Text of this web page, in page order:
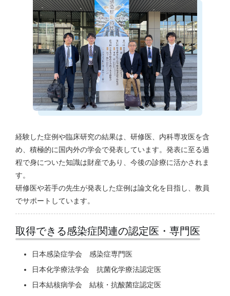
経験した症例や臨床研究の結果は、研修医、内科専攻医を含
め、積極的に国内外の学会で発表しています。発表に至る過
程で身についた知識は財産であり、今後の診療に活かされま
す。
研修医や若手の先生が発表した症例は論文化を目指し、教員
でサポートしています。
取得できる感染症関連の認定医・専門医
日本感染症学会 感染症専門医
日本化学療法学会 抗菌化学療法認定医
日本結核病学会 結核・抗酸菌症認定医